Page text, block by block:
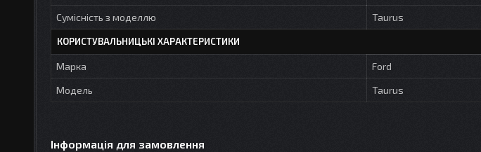
Сумісність з моделлю
Taurus
КОРИСТУВАЛЬНИЦЬКІ ХАРАКТЕРИСТИКИ
Марка
Ford
Модель
Taurus
Інформація для замовлення